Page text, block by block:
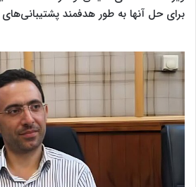
برای حل آنها به طور هدفمند